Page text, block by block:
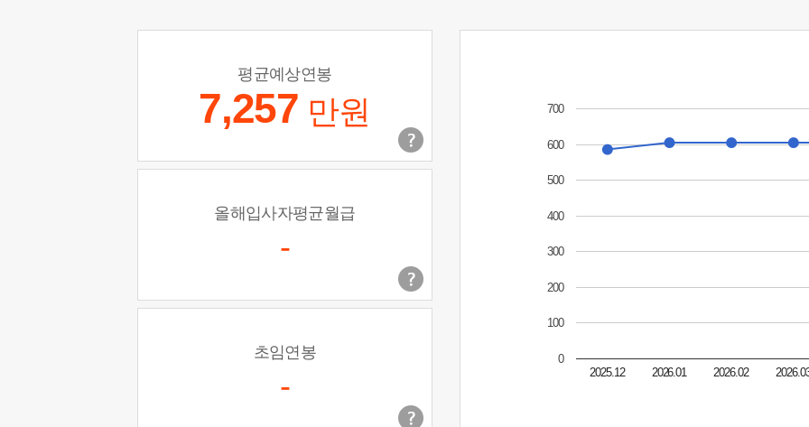
평균예상연봉
7,257 만원
올해입사자평균월급
-
초임연봉
- 2025.12 2026.01 2026.02
0
100
200
300
400
500
600
700